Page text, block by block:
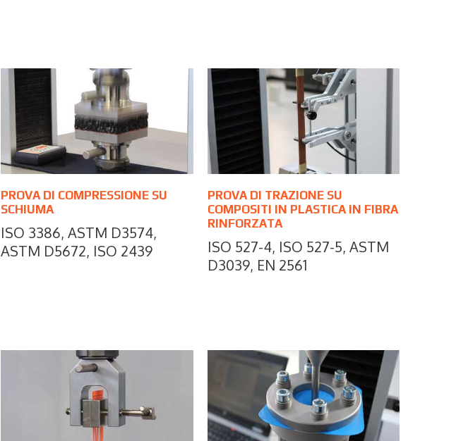
PROVA DI COMPRESSIONE SU
SCHIUMA
ISO 3386, ASTM D3574,
ASTM D5672, ISO 2439
PROVA DI TRAZIONE SU
COMPOSITI IN PLASTICA IN FIBRA
RINFORZATA
ISO 527-4, ISO 527-5, ASTM
D3039, EN 2561